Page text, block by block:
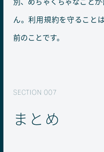
ん。利用規約を守ること
前のことです。
まとめ